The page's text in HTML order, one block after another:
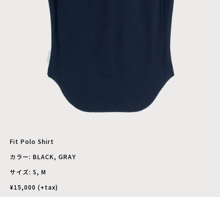
Fit Polo Shirt
カラー: BLACK, GRAY
サイズ: S, M
¥15,000 (+tax)